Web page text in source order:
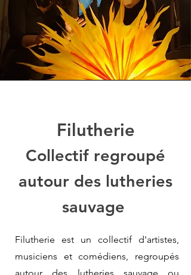
Filutherie
Collectif regroupé
autour des lutheries
sauvage
Filutherie est un collectif d'artistes,
musiciens et comédiens, regroupés